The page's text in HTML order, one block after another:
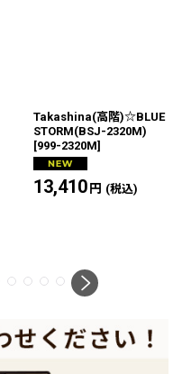
Takashina(高階)☆BLUE
STORM(BSJ-2320M)
[999-2320M]
13,410円 (税込)